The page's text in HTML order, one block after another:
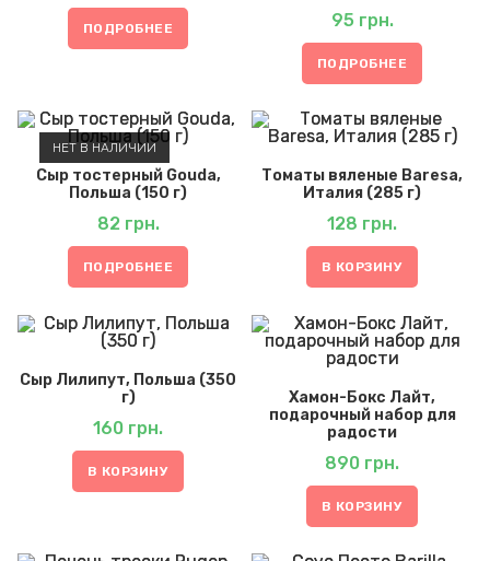
ПОДРОБНЕЕ 95 грн.
ПОДРОБНЕЕ
НЕТ В НАЛИЧИИ
Сыр тостерный Gouda,
Польша (150 г)
82 грн.
ПОДРОБНЕЕ
Томаты вяленые Baresa,
Италия (285 г)
128 грн.
В КОРЗИНУ
Сыр Лилипут, Польша (350
г)
160 грн.
В КОРЗИНУ
Хамон-Бокс Лайт,
подарочный набор для
радости
890 грн.
В КОРЗИНУ